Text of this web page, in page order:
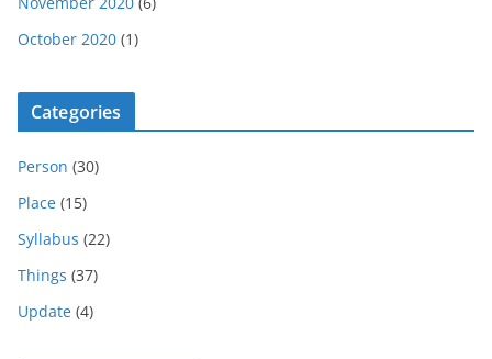
October 2020 (1)
Categories
Person (30)
Place (15)
Syllabus (22)
Things (37)
Update (4)